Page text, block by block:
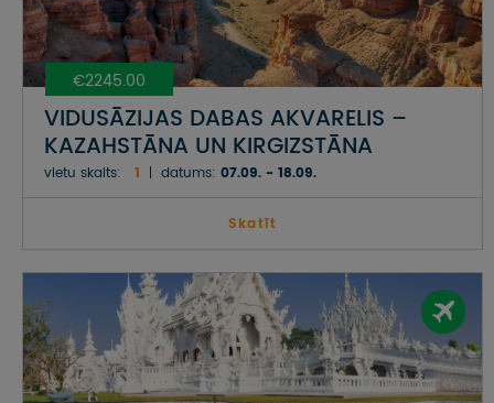
€2245.00
VIDUSĀZIJAS DABAS AKVARELIS –
KAZAHSTĀNA UN KIRGIZSTĀNA
vietu skaits: 1 datums: 07.09. - 18.09.
Skatīt